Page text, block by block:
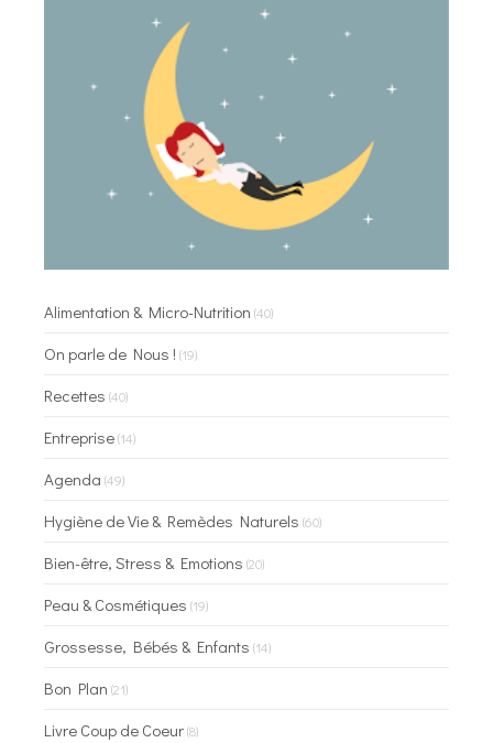
Alimentation & Micro-Nutrition (40)
On parle de Nous ! (19)
Recettes (40)
Entreprise(14)
Agenda (49)
Hygiène de Vie & Remèdes Naturels (60)
Bien-être, Stress & Emotions (20)
Peau & Cosmétiques (19)
Grossesse, Bébés & Enfants (14)
Bon Plan (21)
Livre Coup de Coeur(8)